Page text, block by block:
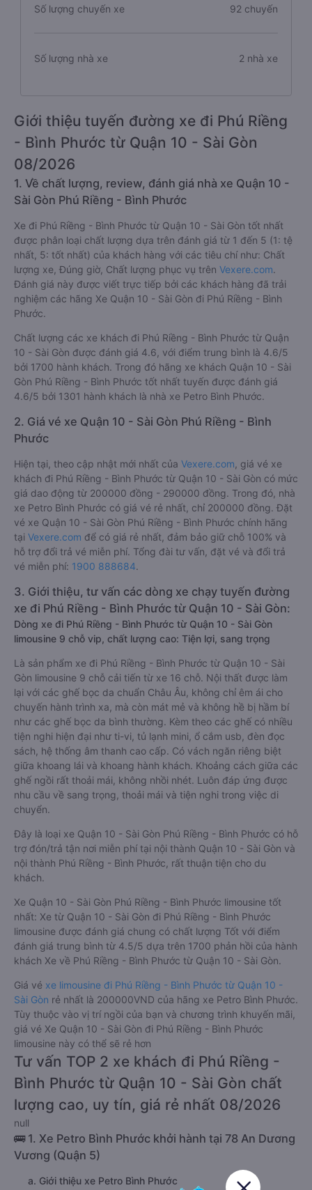
Số lượng chuyến xe 92 chuyến
Số lượng nhà xe 2 nhà xe
Giới thiệu tuyến đường xe đi Phú Riềng
- Bình Phước từ Quận 10 - Sài Gòn
08/2026
1. Về chất lượng, review, đánh giá nhà xe Quận 10 -
Sài Gòn Phú Riềng - Bình Phước
Xe đi Phú Riềng - Bình Phước từ Quận 10 - Sài Gòn tốt nhất
được phân loại chất lượng dựa trên đánh giá từ 1 đến 5 (1: tệ
nhất, 5: tốt nhất) của khách hàng với các tiêu chí như: Chất
lượng xe, Đúng giờ, Chất lượng phục vụ trên Vexere.com.
Đánh giá này được viết trực tiếp bởi các khách hàng đã trải
nghiệm các hãng Xe Quận 10 - Sài Gòn đi Phú Riềng - Bình
Phước.
Chất lượng các xe khách đi Phú Riềng - Bình Phước từ Quận
10 - Sài Gòn được đánh giá 4.6, với điểm trung bình là 4.6/5
bởi 1700 hành khách. Trong đó hãng xe khách Quận 10 - Sài
Gòn Phú Riềng - Bình Phước tốt nhất tuyến được đánh giá
4.6/5 bởi 1301 hành khách là nhà xe Petro Bình Phước.
2. Giá vé xe Quận 10 - Sài Gòn Phú Riềng - Bình
Phước
Hiện tại, theo cập nhật mới nhất của Vexere.com , giá vé xe
khách đi Phú Riềng - Bình Phước từ Quận 10 - Sài Gòn có mức
giá dao động từ 200000 đồng - 290000 đồng. Trong đó, nhà
xe Petro Bình Phước có giá vé rẻ nhất, chỉ 200000 đồng. Đặt
vé xe Quận 10 - Sài Gòn Phú Riềng - Bình Phước chính hãng
tại Vexere.com để có giá rẻ nhất, đảm bảo giữ chỗ 100% và
hỗ trợ đổi trả vé miễn phí. Tổng đài tư vấn, đặt vé và đổi trả
vé miễn phí: 1900 888684.
3. Giới thiệu, tư vấn các dòng xe chạy tuyến đường
xe đi Phú Riềng - Bình Phước từ Quận 10 - Sài Gòn:
Dòng xe đi Phú Riềng - Bình Phước từ Quận 10 - Sài Gòn
limousine 9 chỗ vip, chất lượng cao: Tiện lợi, sang trọng
Là sản phẩm xe đi Phú Riềng - Bình Phước từ Quận 10 - Sài
Gòn limousine 9 chỗ cải tiến từ xe 16 chỗ. Nội thất được làm
lại với các ghế bọc da chuẩn Châu Âu, không chỉ êm ái cho
chuyến hành trình xa, mà còn mát mẻ và không hề bị hầm bí
như các ghế bọc da bình thường. Kèm theo các ghế có nhiều
tiện nghi hiện đại như ti-vi, tủ lạnh mini, ổ cắm usb, đèn đọc
sách, hệ thống âm thanh cao cấp. Có vách ngăn riêng biệt
giữa khoang lái và khoang hành khách. Khoảng cách giữa các
ghế ngồi rất thoải mái, không nhồi nhét. Luôn đáp ứng được
nhu cầu về sang trọng, thoải mái và tiện nghi trong việc di
chuyển.
Đây là loại xe Quận 10 - Sài Gòn Phú Riềng - Bình Phước có hỗ
trợ đón/trả tận nơi miễn phí tại nội thành Quận 10 - Sài Gòn và
nội thành Phú Riềng - Bình Phước, rất thuận tiện cho du
khách.
Xe Quận 10 - Sài Gòn Phú Riềng - Bình Phước limousine tốt
nhất: Xe từ Quận 10 - Sài Gòn đi Phú Riềng - Bình Phước
limousine được đánh giá chung có chất lượng Tốt với điểm
đánh giá trung bình từ 4.5/5 dựa trên 1700 phản hồi của hành
khách Xe về Phú Riềng - Bình Phước từ Quận 10 - Sài Gòn.
Giá vé xe limousine đi Phú Riềng - Bình Phước từ Quận 10 -
Sài Gòn rẻ nhất là 200000VND của hãng xe Petro Bình Phước.
Tùy thuộc vào vị trí ngồi của bạn và chương trình khuyến mãi,
giá vé Xe Quận 10 - Sài Gòn đi Phú Riềng - Bình Phước
limousine này có thể sẽ rẻ hơn
Tư vấn TOP 2 xe khách đi Phú Riềng -
Bình Phước từ Quận 10 - Sài Gòn chất
lượng cao, uy tín, giá rẻ nhất 08/2026
null
🚌 1. Xe Petro Bình Phước khởi hành tại 78 An Dương
Vương (Quận 5)
a. Giới thiệu xe Petro Bình Phước